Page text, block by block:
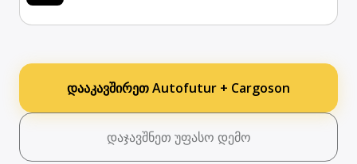
დააკავშირეთ Autofutur + Cargoson
დაჯავშნეთ უფასო დემო